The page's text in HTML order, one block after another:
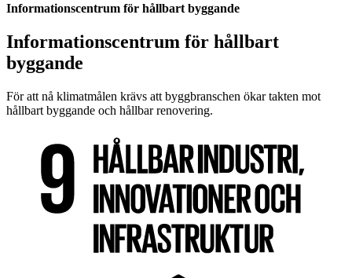
Informationscentrum för hållbart byggande
Informationscentrum för hållbart
byggande
För att nå klimatmålen krävs att byggbranschen ökar takten mot
hållbart byggande och hållbar renovering.